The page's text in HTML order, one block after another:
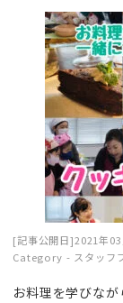
[記事公開日]2021年03
Category - スタッフ
お料理を学びな